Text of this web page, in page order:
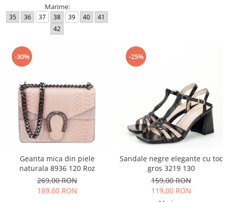
Marime:
35 36 37 38 39 40
41
42
-30%
Geanta mica din piele
naturala 8936 120 Roz
269,00 RON
189,00 RON
-25%
Sandale negre elegante cu toc
gros 3219 130
159,00 RON
119,00 RON